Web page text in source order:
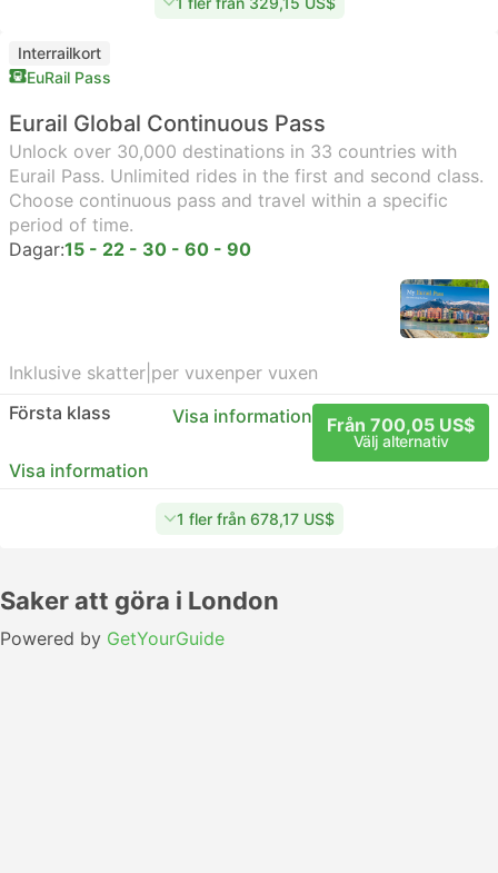
Interrailkort
EuRail Pass
Eurail Global Continuous Pass
Unlock over 30,000 destinations in 33 countries with
Eurail Pass. Unlimited rides in the first and second class.
Choose continuous pass and travel within a specific
period of time.
Dagar:15 - 22 - 30 - 60 - 90
Inklusive skatter per vuxenper vuxen
Första klass
Visa information Från 700,05 US$
Välj alternativ
Visa information
1 fler från 678,17 US$
Saker att göra i London
Powered by GetYourGuide